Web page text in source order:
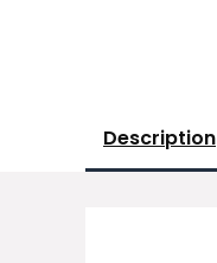
Description